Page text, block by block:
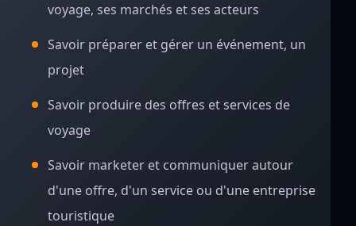
voyage, ses marchés et ses acteurs
Savoir préparer et gérer un événement, un
projet
Savoir produire des offres et services de
voyage
Savoir marketer et communiquer autour
d'une offre, d'un service ou d'une entreprise
touristique